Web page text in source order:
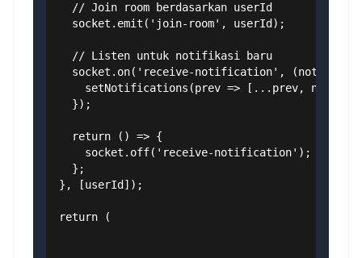
  // Join room berdasarkan userId
  socket.emit('join-room', userId);
  // Listen untuk notifikasi baru
socket.on('receive-notification',
setNotifications(prev => [...prev,
  });
  return () => {
    socket.off('receive-notification');
  };
}, [userId]);
return (